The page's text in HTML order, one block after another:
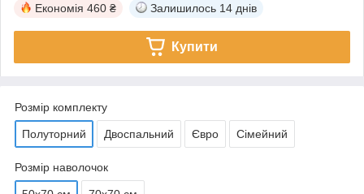
Економія 460 ₴ Залишилось 14 днів
Купити
Розмір комплекту
Полуторний Двоспальний Євро Сімейний
Розмір наволочок